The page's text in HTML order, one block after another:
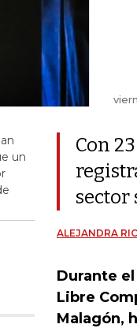
un
Con
sector
ALEJANDRA
Durante
Libre
Malagón,